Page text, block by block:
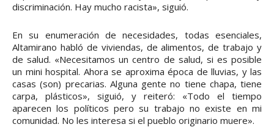
discriminación. Hay mucho racista», siguió.
En su enumeración de necesidades, todas esenciales,
Altamirano habló de viviendas, de alimentos, de trabajo y
de salud. «Necesitamos un centro de salud, si es posible
un mini hospital. Ahora se aproxima época de lluvias, y las
casas (son) precarias. Alguna gente no tiene chapa, tiene
carpa, plásticos», siguió, y reiteró: «Todo el tiempo
aparecen los políticos pero su trabajo no existe en mi
comunidad. No les interesa si el pueblo originario muere».